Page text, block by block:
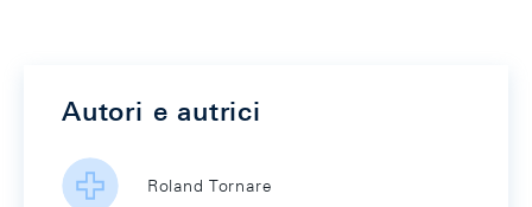
Autori e autrici
Roland Tornare